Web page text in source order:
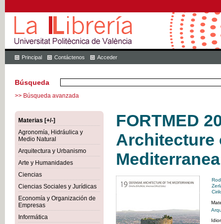
Principal Contáctenos Acceder
Búsqueda
>> Búsqueda avanzada
Materias [+/-]
Agronomía, Hidráulica y
Medio Natural
Arquitectura y Urbanismo
Arte y Humanidades
Ciencias
Ciencias Sociales y Jurídicas
Economía y Organización de
Empresas
Informática
FORTMED
Architecture